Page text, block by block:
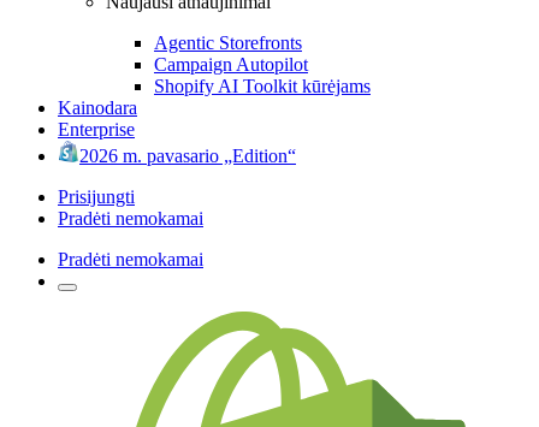
Agentic Storefronts
Campaign Autopilot
Shopify AI Toolkit kūrėjams
Kainodara
Enterprise
2026 m. pavasario „Edition“
Prisijungti
Pradėti nemokamai
Pradėti nemokamai